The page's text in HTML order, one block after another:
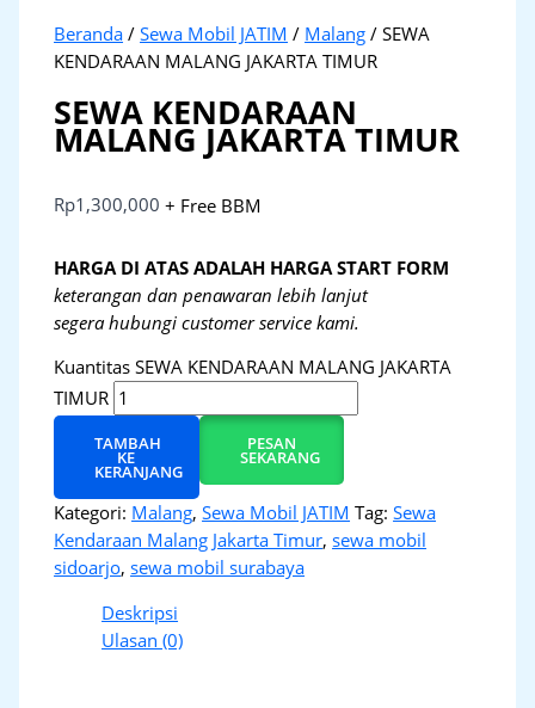
Beranda /Sewa Mobil JATIM / Malang / SEWA
KENDARAAN MALANG JAKARTA TIMUR
SEWA KENDARAAN
MALANG JAKARTA TIMUR
Rp1,300,000 + Free BBM
HARGA DI ATAS ADALAH HARGA START FORM
keterangan dan penawaran lebih lanjut
segera hubungi customer service kami.
Kuantitas SEWA KENDARAAN MALANG JAKARTA
TIMUR
TAMBAH
KE
KERANJANG
PESAN
SEKARANG
Kategori: Malang,Sewa Mobil JATIM Tag:Sewa
Kendaraan Malang Jakarta Timur,sewa mobil
sidoarjo,sewa mobil surabaya
Deskripsi
Ulasan (0)